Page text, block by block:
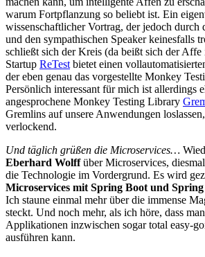
warum Fortpflanzung so beliebt ist. Ein
wissenschaftlicher Vortrag, der jedoch durch
und den sympathischen Speaker keinesfalls
schließt sich der Kreis (da beißt sich der Affe
Startup ReTestbietet einen
der eben genau das vorgestellte Monkey
Persönlich interessant für mich ist allerdings
angesprochene Monkey Testing Library
Gremlins auf unsere Anwendungen
verlockend.
Und täglich grüßen die Microservices…
Eberhard Wolffüber Microservices,
die Technologie im Vordergrund. Es wird
Microservices mit Spring Boot und
Ich staune einmal mehr über die immense
steckt. Und noch mehr, als ich höre, dass
Applikationen inzwischen sogar total easy-
ausführen kann.